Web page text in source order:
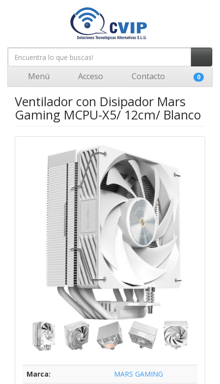
Menú Acceso Contacto 0
Ventilador con Disipador Mars
Gaming MCPU-X5/ 12cm/ Blanco
Marca:
MARS GAMING